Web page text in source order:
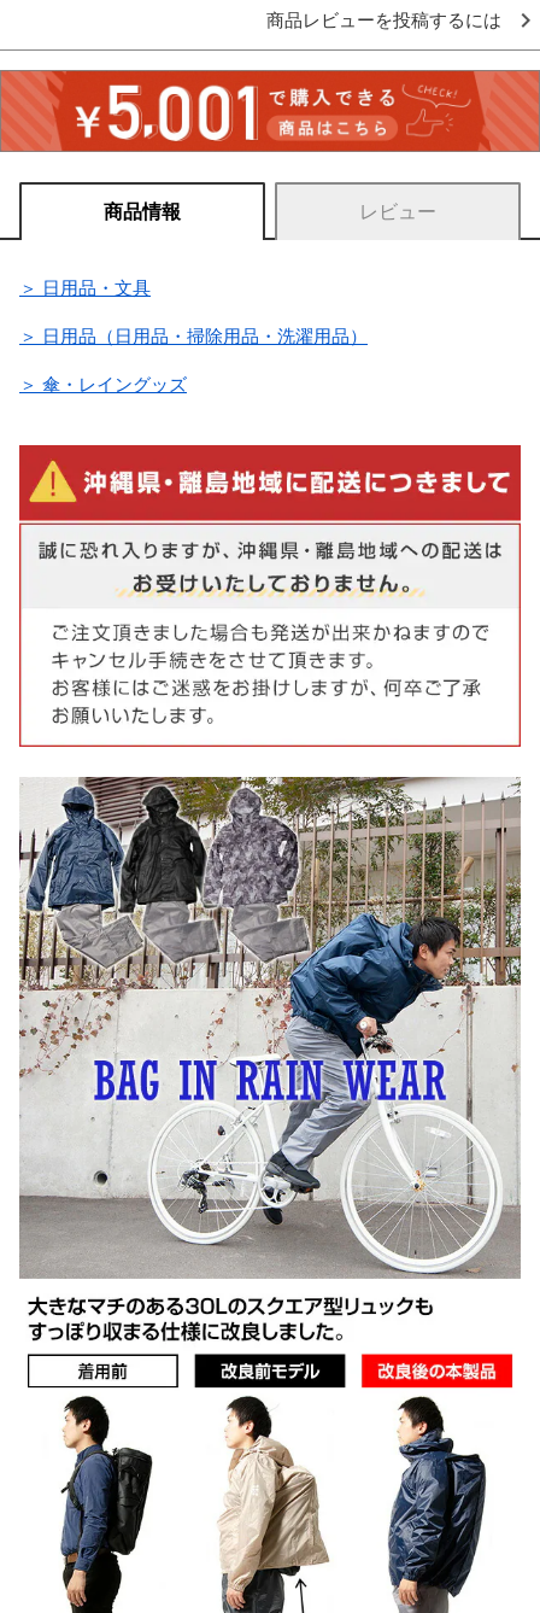
商品レビューを投稿するには
商品情報 レビュー
＞ 日用品・文具
＞ 日用品（日用品・掃除用品・洗濯用品）
＞ 傘・レイングッズ